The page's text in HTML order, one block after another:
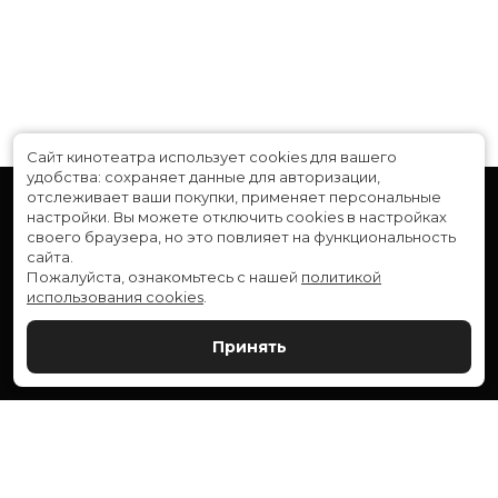
Расписание
Скоро в кино
Служба поддержки
Сайт кинотеатра использует cookies для вашего
удобства: сохраняет данные для авторизации,
отслеживает ваши покупки, применяет персональные
настройки. Вы можете отключить cookies в настройках
своего браузера, но это повлияет на функциональность
сайта.
Пожалуйста, ознакомьтесь с нашей политикой
использования cookies
Принять